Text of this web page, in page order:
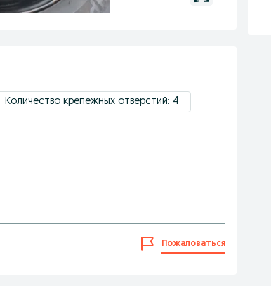
Количество крепежных отверстий: 4
Пожаловаться